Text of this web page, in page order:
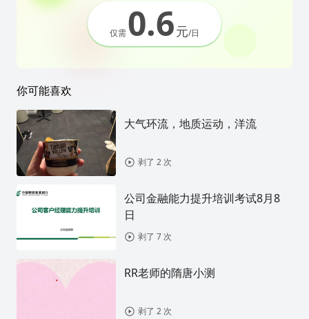
仅需0.6元/日
你可能喜欢
大气环流，地质运动，洋流
剥了 2 次
公司金融能力提升培训考试8月8
日
剥了 7 次
RR老师的隋唐小测
剥了 2 次